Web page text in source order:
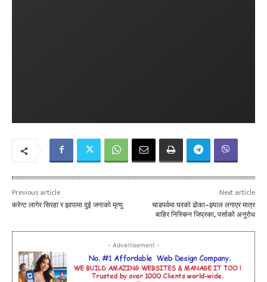
Previous article
करेन्ट लागेर सिरहा र झापामा दुई जनाको मृत्यु
Next article
चाडपर्वमा घरको ढोका–झ्याल लगाएर मात्र
बाहिर निस्किन जिप्रका, पर्साको अनुरोध
- Advertisement -